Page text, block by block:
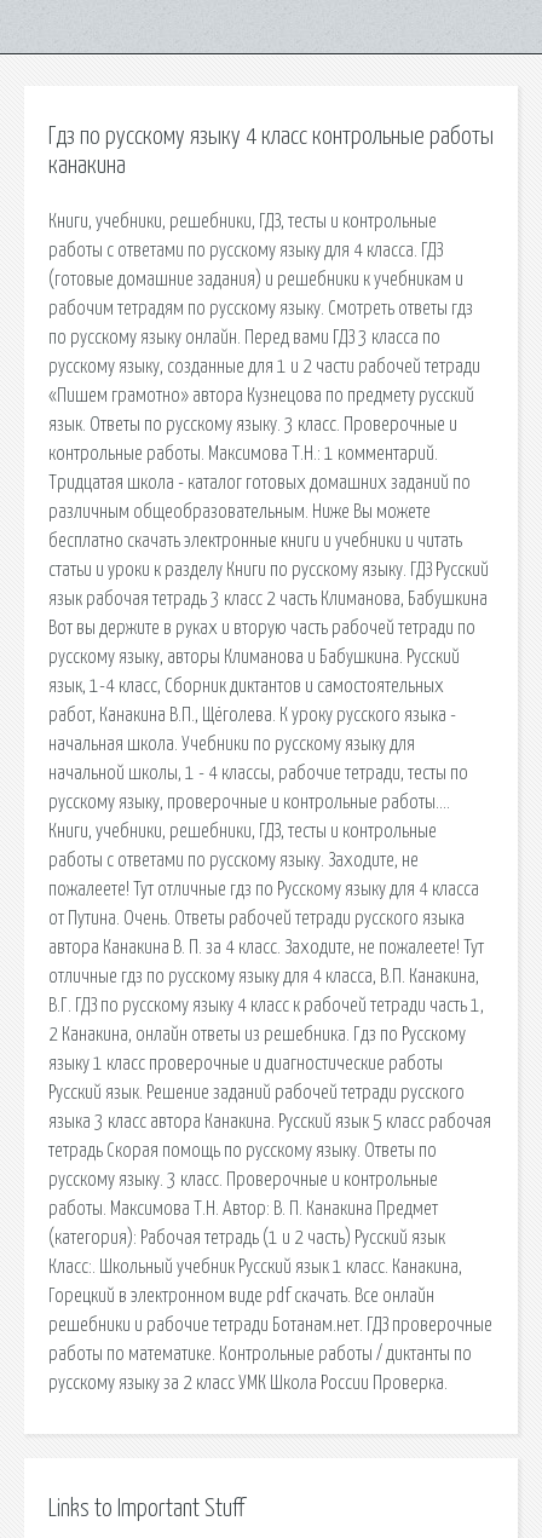
Гдз по русскому языку 4 класс контрольные работы
канакина
Книги, учебники, решебники, ГДЗ, тесты и контрольные
работы с ответами по русскому языку для 4 класса. ГДЗ
(готовые домашние задания) и решебники к учебникам и
рабочим тетрадям по русскому языку. Смотреть ответы гдз
по русскому языку онлайн. Перед вами ГДЗ 3 класса по
русскому языку, созданные для 1 и 2 части рабочей тетради
«Пишем грамотно» автора Кузнецова по предмету русский
язык. Ответы по русскому языку. 3 класс. Проверочные и
контрольные работы. Максимова Т.Н.: 1 комментарий.
Тридцатая школа - каталог готовых домашних заданий по
различным общеобразовательным. Ниже Вы можете
бесплатно скачать электронные книги и учебники и читать
статьи и уроки к разделу Книги по русскому языку. ГДЗ Русский
язык рабочая тетрадь 3 класс 2 часть Климанова, Бабушкина
Вот вы держите в руках и вторую часть рабочей тетради по
русскому языку, авторы Климанова и Бабушкина. Русский
язык, 1-4 класс, Сборник диктантов и самостоятельных
работ, Канакина В.П., Щёголева. К уроку русского языка -
начальная школа. Учебники по русскому языку для
начальной школы, 1 - 4 классы, рабочие тетради, тесты по
русскому языку, проверочные и контрольные работы….
Книги, учебники, решебники, ГДЗ, тесты и контрольные
работы с ответами по русскому языку. Заходите, не
пожалеете! Тут отличные гдз по Русскому языку для 4 класса
от Путина. Очень. Ответы рабочей тетради русского языка
автора Канакина В. П. за 4 класс. Заходите, не пожалеете! Тут
отличные гдз по русскому языку для 4 класса, В.П. Канакина,
В.Г. ГДЗ по русскому языку 4 класс к рабочей тетради часть 1,
2 Канакина, онлайн ответы из решебника. Гдз по Русскому
языку 1 класс проверочные и диагностические работы
Русский язык. Решение заданий рабочей тетради русского
языка 3 класс автора Канакина. Русский язык 5 класс рабочая
тетрадь Скорая помощь по русскому языку. Ответы по
русскому языку. 3 класс. Проверочные и контрольные
работы. Максимова Т.Н. Автор: В. П. Канакина Предмет
(категория): Рабочая тетрадь (1 и 2 часть) Русский язык
Класс:. Школьный учебник Русский язык 1 класс. Канакина,
Горецкий в электронном виде pdf скачать. Все онлайн
решебники и рабочие тетради Ботанам.нет. ГДЗ проверочные
работы по математике. Контрольные работы / диктанты по
русскому языку за 2 класс УМК Школа России Проверка.
Links to Important Stuff